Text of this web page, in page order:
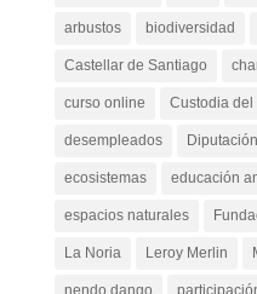
arbustos biodiversidad
Castellar de Santiago
curso online Custodia del
desempleados
ecosistemas educación
espacios naturales
La Noria Leroy Merlin
nendo dango